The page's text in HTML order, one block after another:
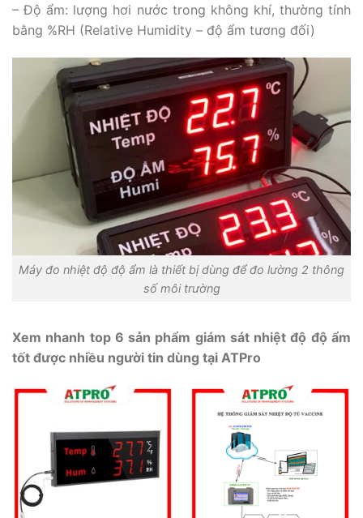
– Độ ẩm: lượng hơi nước trong không khí, thường tính
bằng %RH (Relative Humidity – độ ẩm tương đối)
Máy đo nhiệt độ độ ẩm là thiết bị dùng để đo lường 2 thông
số môi trường
Xem nhanh top 6 sản phẩm giám sát nhiệt độ độ ẩm
tốt được nhiều người tin dùng tại ATPro